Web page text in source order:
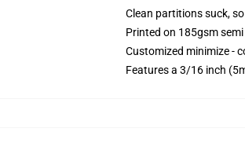
Clean partitions suck,
Printed on 185gsm
Customized minimize -
Features a 3/16 inch